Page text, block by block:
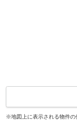
※地図上に表示される物件の